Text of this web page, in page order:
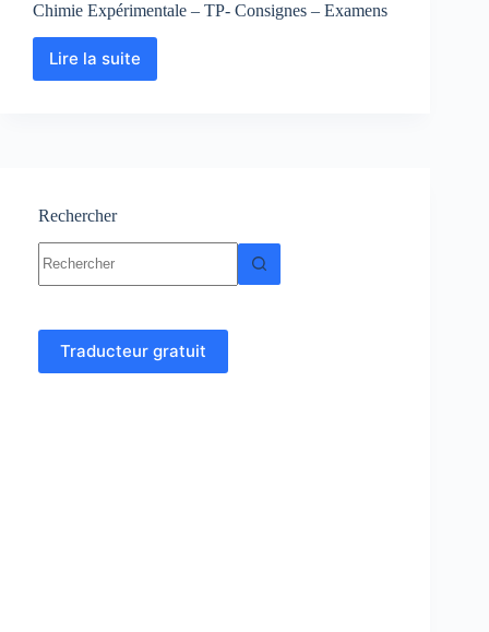
Chimie Expérimentale – TP- Consignes – Examens
Lire la suite
Chimie
Rechercher
résultat
Traducteur gratuit